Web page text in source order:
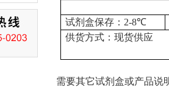
试剂盒保存： 2-8℃
供货方式：现货供应
需要其它试剂盒或产品说